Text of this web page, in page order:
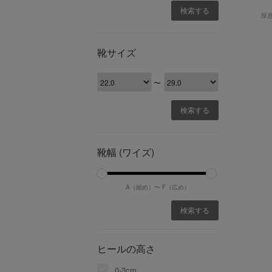
靴サイズ
〜
靴幅 (ワイズ)
A（細め）〜 F（広め）
ヒールの高さ
厚